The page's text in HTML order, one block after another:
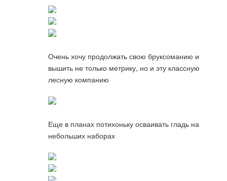
Очень хочу продолжать свою бруксоманию и
вышить не только метрику, но и эту классную
лесную компанию
Еще в планах потихоньку осваивать гладь на
небольших наборах